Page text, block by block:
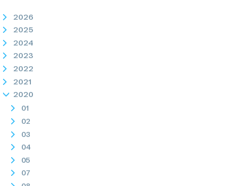
2026
2025
2024
2023
2022
2021
2020
01
02
03
04
05
07